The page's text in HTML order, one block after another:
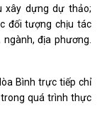
xây dựng dự thảo;
đối tượng chịu tác
địa phương.
Bình trực tiếp chỉ
quá trình thực